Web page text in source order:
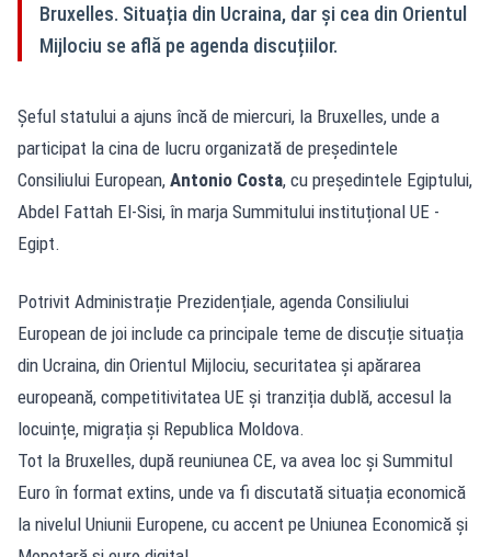
Bruxelles. Situația din Ucraina, dar și cea din Orientul
Mijlociu se află pe agenda discuțiilor.
Șeful statului a ajuns încă de miercuri, la Bruxelles, unde a
participat la cina de lucru organizată de președintele
Consiliului European, Antonio Costa, cu președintele Egiptului,
Abdel Fattah El-Sisi, în marja Summitului instituțional UE -
Egipt.
Potrivit Administrație Prezidențiale, agenda Consiliului
European de joi include ca principale teme de discuție situația
din Ucraina, din Orientul Mijlociu, securitatea și apărarea
europeană, competitivitatea UE și tranziția dublă, accesul la
locuințe, migrația și Republica Moldova.
Tot la Bruxelles, după reuniunea CE, va avea loc și Summitul
Euro în format extins, unde va fi discutată situația economică
la nivelul Uniunii Europene, cu accent pe Uniunea Economică și